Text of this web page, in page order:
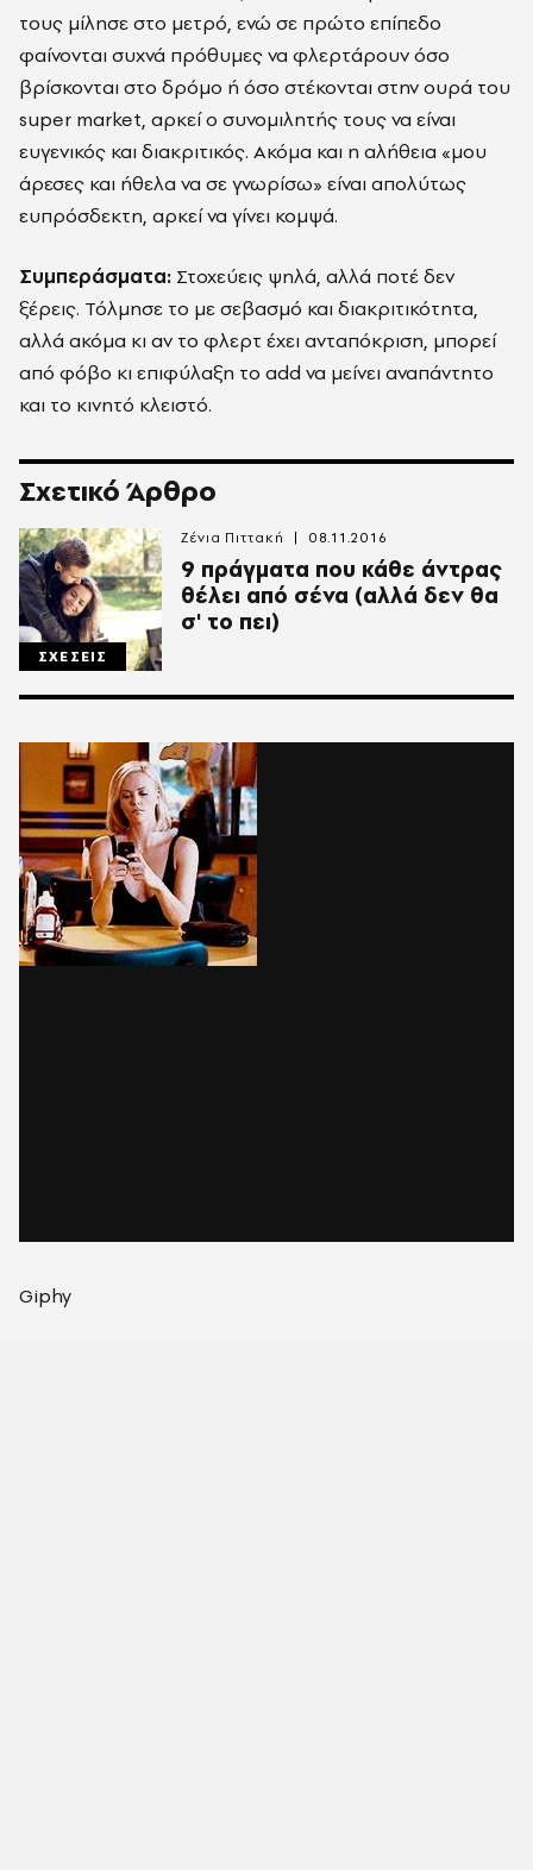
τους μίλησε στο μετρό, ενώ σε πρώτο επίπεδο
φαίνονται συχνά πρόθυμες να φλερτάρουν όσο
βρίσκονται στο δρόμο ή όσο στέκονται στην ουρά του
super market, αρκεί ο συνομιλητής τους να είναι
ευγενικός και διακριτικός. Ακόμα και η αλήθεια «μου
άρεσες και ήθελα να σε γνωρίσω» είναι απολύτως
ευπρόσδεκτη, αρκεί να γίνει κομψά.
Συμπεράσματα: Στοχεύεις ψηλά, αλλά ποτέ δεν
ξέρεις. Τόλμησε το με σεβασμό και διακριτικότητα,
αλλά ακόμα κι αν το φλερτ έχει ανταπόκριση, μπορεί
από φόβο κι επιφύλαξη το add να μείνει αναπάντητο
και το κινητό κλειστό.
Σχετικό Άρθρο
ΣΧΕΣΕΙΣ
9 πράγματα που κάθε άντρας
θέλει από σένα (αλλά δεν θα
σ' το πει)
Ζένια Πιττακή 08.11.2016
Giphy